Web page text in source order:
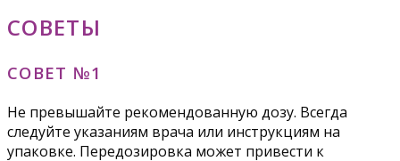
СОВЕТЫ
СОВЕТ №1
Не превышайте рекомендованную дозу. Всегда
следуйте указаниям врача или инструкциям на
упаковке. Передозировка может привести к